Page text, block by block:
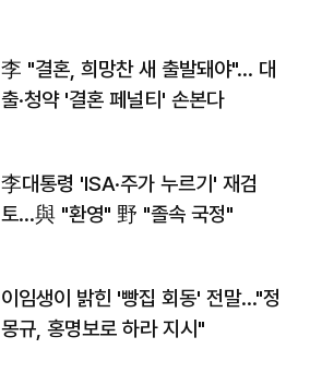
李 "결혼, 희망찬 새 출발돼야"… 대
출·청약 '결혼 페널티' 손본다
李대통령 'ISA·주가 누르기' 재검
토…與 "환영" 野 "졸속 국정"
이임생이 밝힌 '빵집 회동' 전말…"정
몽규, 홍명보로 하라 지시"